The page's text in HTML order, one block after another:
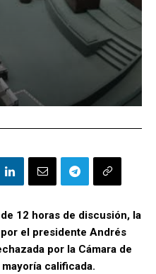
12 horas de discusión, la
el presidente Andrés
por la Cámara de
calificada.